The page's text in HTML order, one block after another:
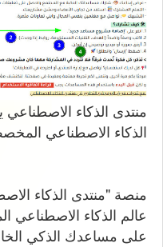
منتدى الذكاء
الذكاء الاصطناعي
منصة "منتدى الذكاء
عالم الذكاء
على مساعدك الذكي